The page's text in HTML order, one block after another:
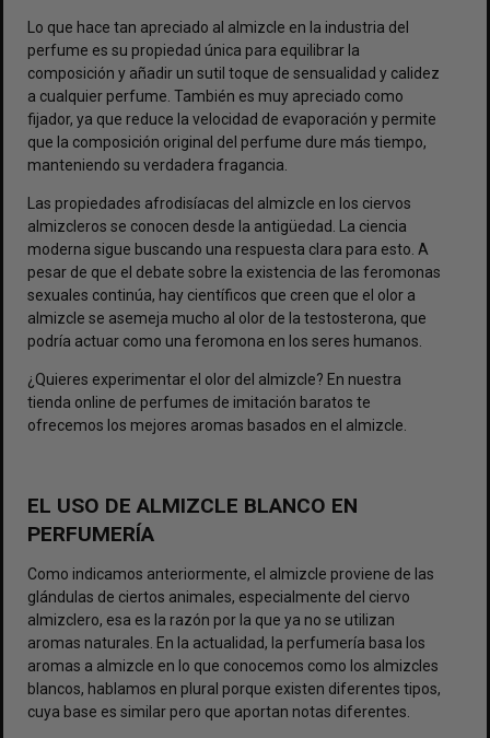
Lo que hace tan apreciado al almizcle en la industria del
perfume es su propiedad única para equilibrar la
composición y añadir un sutil toque de sensualidad y calidez
a cualquier perfume. También es muy apreciado como
fijador, ya que reduce la velocidad de evaporación y permite
que la composición original del perfume dure más tiempo,
manteniendo su verdadera fragancia.
Las propiedades afrodisíacas del almizcle en los ciervos
almizcleros se conocen desde la antigüedad. La ciencia
moderna sigue buscando una respuesta clara para esto. A
pesar de que el debate sobre la existencia de las feromonas
sexuales continúa, hay científicos que creen que el olor a
almizcle se asemeja mucho al olor de la testosterona, que
podría actuar como una feromona en los seres humanos.
¿Quieres experimentar el olor del almizcle? En nuestra
tienda online de perfumes de imitación baratos te
ofrecemos los mejores aromas basados en el almizcle.
EL USO DE ALMIZCLE BLANCO EN
PERFUMERÍA
Como indicamos anteriormente, el almizcle proviene de las
glándulas de ciertos animales, especialmente del ciervo
almizclero, esa es la razón por la que ya no se utilizan
aromas naturales. En la actualidad, la perfumería basa los
aromas a almizcle en lo que conocemos como los almizcles
blancos, hablamos en plural porque existen diferentes tipos,
cuya base es similar pero que aportan notas diferentes.